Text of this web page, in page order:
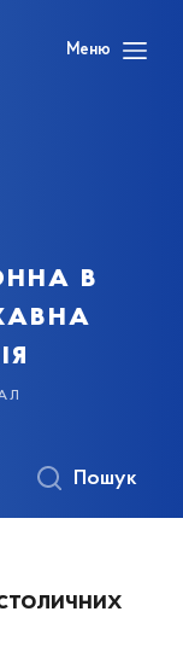
Меню
в
Пошук